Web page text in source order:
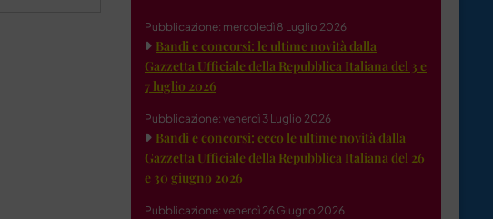
Pubblicazione: mercoledì 8 Luglio 2026
Bandi e concorsi: le ultime novità dalla
Gazzetta Ufficiale della Repubblica Italiana del 3 e
7 luglio 2026
Pubblicazione: venerdì 3 Luglio 2026
Bandi e concorsi: ecco le ultime novità dalla
Gazzetta Ufficiale della Repubblica Italiana del 26
e 30 giugno 2026
Pubblicazione: venerdì 26 Giugno 2026